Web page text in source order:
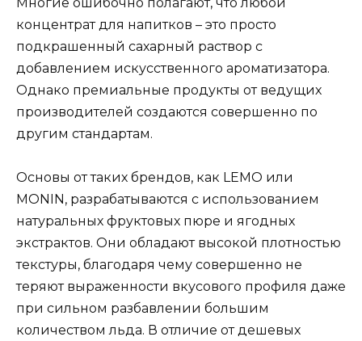
концентрат для напитков – это просто
подкрашенный сахарный раствор с
добавлением искусственного ароматизатора.
Однако премиальные продукты от ведущих
производителей создаются совершенно по
другим стандартам.
Основы от таких брендов, как LEMO или
MONIN, разрабатываются с использованием
натуральных фруктовых пюре и ягодных
экстрактов. Они обладают высокой плотностью
текстуры, благодаря чему совершенно не
теряют выраженности вкусового профиля даже
при сильном разбавлении большим
количеством льда. В отличие от дешевых